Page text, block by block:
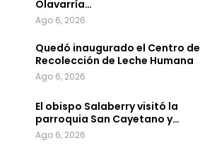
Olavarría…
Ago 6, 2026
Quedó inaugurado el Centro de
Recolección de Leche Humana
Ago 6, 2026
El obispo Salaberry visitó la
parroquia San Cayetano y…
Ago 6, 2026